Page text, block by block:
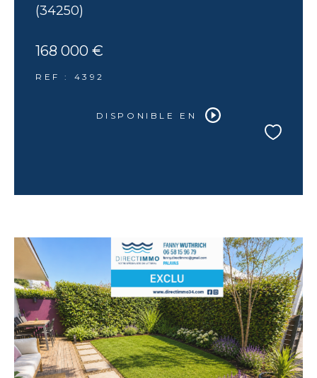
(34250)
168 000 €
REF : 4392
DISPONIBLE EN